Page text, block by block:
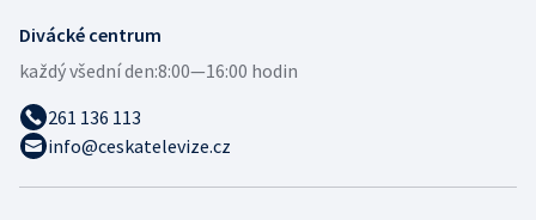
Divácké centrum
každý všední den:8:00—16:00 hodin
261 136 113
info@ceskatelevize.cz